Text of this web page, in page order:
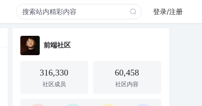
登录/注册
前端社区
316,330
社区成员
60,458
社区内容